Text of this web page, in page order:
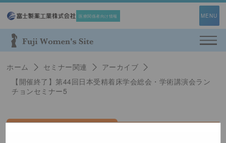
医療関係者向け情報 MENU
ホーム セミナー関連
アーカイブ
【開催終了】第44回日本受精着床学会総会・学術講演会ラン
チョンセミナー5
Web面談予約フォーム
即時対応ができない場合がございますので、
緊急時は担当者へご連絡ください。
「効能又は効果」「用法及び用量」の範囲内に
利用規約
プライバシーポリシー
お問い合わせ